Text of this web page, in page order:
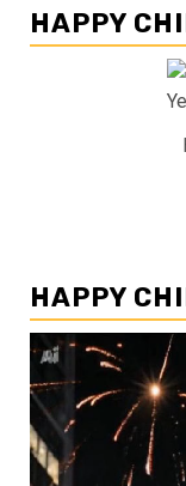
HAPPY
HAPPY
Pemutar